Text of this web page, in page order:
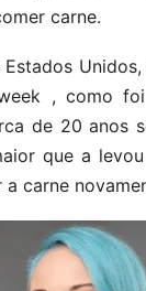
carne.
Estados
, como
de 20 anos
que a
carne